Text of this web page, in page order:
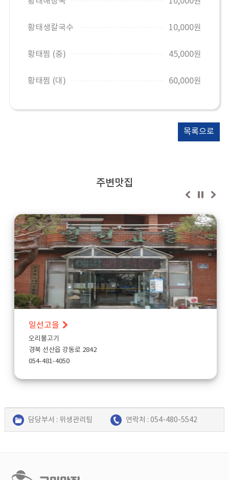
황태생칼국수 10,000원
황태찜 (중) 45,000원
황태찜 (대) 60,000원
목록으로
주변맛집
일선고을
오리불고기
경북 선산읍 강동로 2842
054-481-4050
담당부서 : 위생관리팀 연락처 : 054-480-5542